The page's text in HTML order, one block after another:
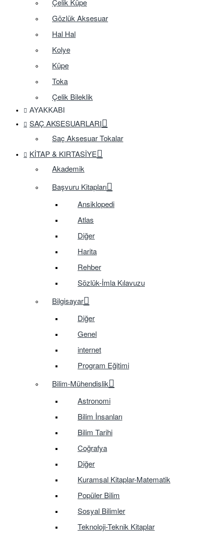
Gözlük Aksesuar
Hal Hal
Kolye
Küpe
Toka
Çelik Bileklik
AYAKKABI
SAÇ AKSESUARLARI
Saç Aksesuar Tokalar
KITAP & KIRTASIYE
Akademik
Başvuru Kitapları
Ansiklopedi
Atlas
Diğer
Harita
Rehber
Sözlük-İmla Kılavuzu
Bilgisayar
Diğer
Genel
internet
Program Eğitimi
Bilim-Mühendislik
Astronomi
Bilim İnsanları
Bilim Tarihi
Coğrafya
Diğer
Kuramsal Kitaplar-Matematik
Popüler Bilim
Sosyal Bilimler
Teknoloji-Teknik Kitaplar